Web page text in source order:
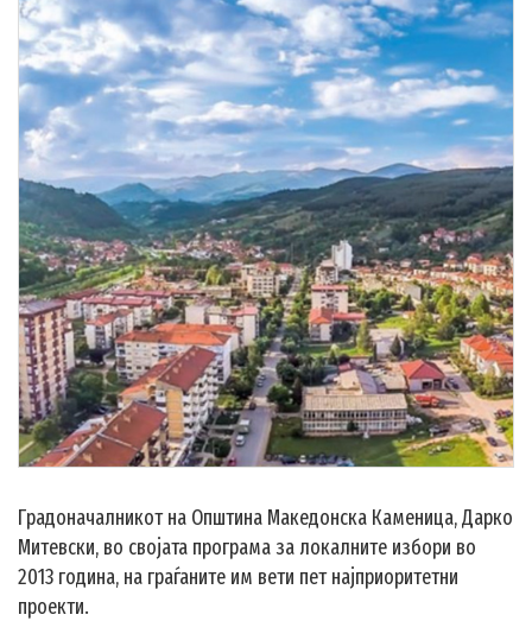
Градоначалникот на Општина Македонска Каменица, Дарко
Митевски, во својата програма за локалните избори во
2013 година, на граѓаните им вети пет најприоритетни
проекти.